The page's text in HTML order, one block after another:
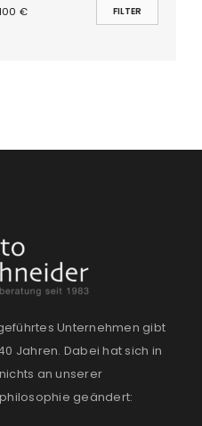
FILTER
€
Unternehmen gibt
Jahren. Dabei hat sich in
an unserer
geändert: